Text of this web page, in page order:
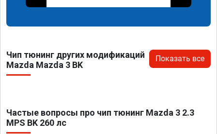
Чип тюнинг других модификаций
Mazda Mazda 3 BK
Показать все
Частые вопросы про чип тюнинг Mazda 3 2.3
MPS BK 260 лс